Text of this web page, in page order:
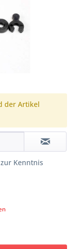
der Artikel
zur Kenntnis